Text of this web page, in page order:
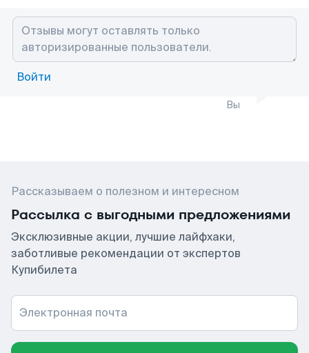
Войти
Вы
Рассказываем о полезном и интересном
Рассылка с выгодными предложениями
Эксклюзивные акции, лучшие лайфхаки,
заботливые рекомендации от экспертов
Купибилета
Электронная почта